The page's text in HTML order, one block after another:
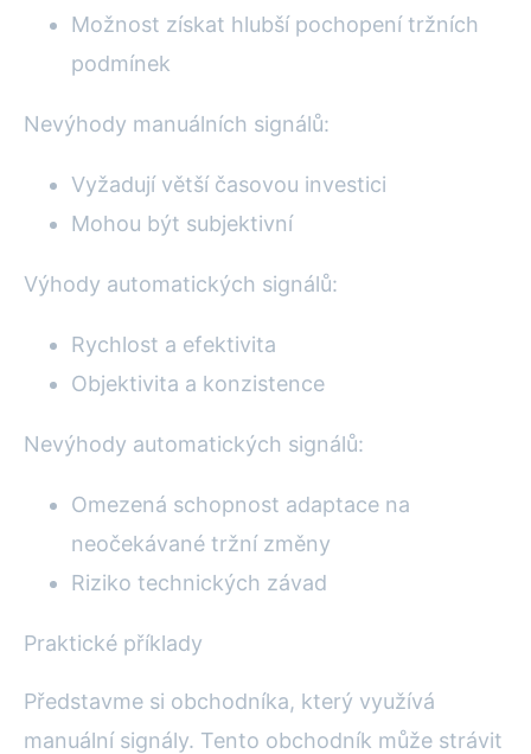
Možnost získat hlubší pochopení tržních
podmínek
Nevýhody manuálních signálů:
Vyžadují větší časovou investici
Mohou být subjektivní
Výhody automatických signálů:
Rychlost a efektivita
Objektivita a konzistence
Nevýhody automatických signálů:
Omezená schopnost adaptace na
neočekávané tržní změny
Riziko technických závad
Praktické příklady
Představme si obchodníka, který využívá
manuální signály. Tento obchodník může strávit